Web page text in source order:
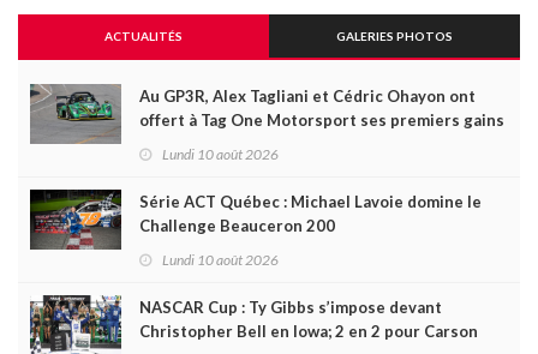
ACTUALITÉS GALERIES PHOTOS
Au GP3R, Alex Tagliani et Cédric Ohayon ont
offert à Tag One Motorsport ses premiers gains
Lundi 10 août 2026
Série ACT Québec : Michael Lavoie domine le
Challenge Beauceron 200
Lundi 10 août 2026
NASCAR Cup : Ty Gibbs s’impose devant
Christopher Bell en Iowa; 2 en 2 pour Carson